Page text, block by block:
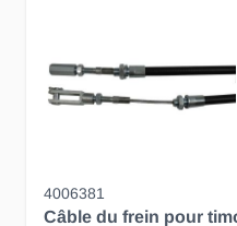
4006381
Câble du frein pour